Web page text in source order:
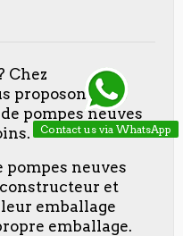
Chez
proposons une
pompes neuves
pompes neuves
et
emballage
emballage.
Contact us via WhatsApp